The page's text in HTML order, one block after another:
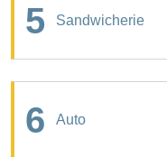
5 Sandwicherie
6 Auto